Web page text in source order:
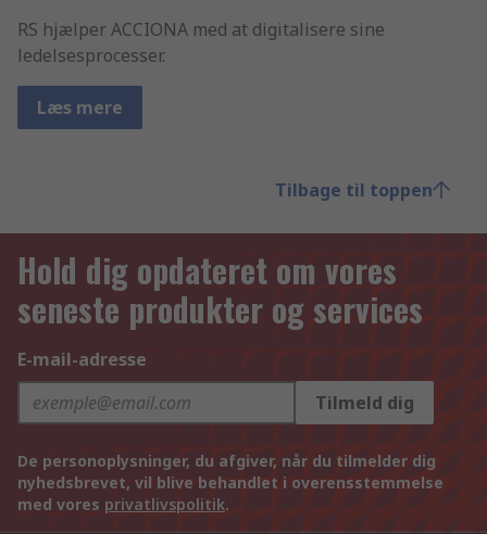
RS hjælper ACCIONA med at digitalisere sine
ledelsesprocesser.
Læs mere
Tilbage til toppen
Hold dig opdateret om vores
seneste produkter og services
E-mail-adresse
Tilmeld dig
De personoplysninger, du afgiver, når du tilmelder dig
nyhedsbrevet, vil blive behandlet i overensstemmelse
med vores privatlivspolitik.